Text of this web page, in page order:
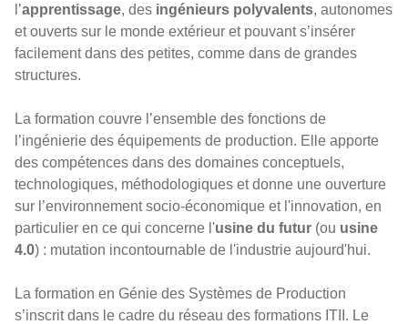
l’apprentissage, des ingénieurs polyvalents, autonomes
et ouverts sur le monde extérieur et pouvant s’insérer
facilement dans des petites, comme dans de grandes
structures.
La formation couvre l’ensemble des fonctions de
l’ingénierie des équipements de production. Elle apporte
des compétences dans des domaines conceptuels,
technologiques, méthodologiques et donne une ouverture
sur l’environnement socio-économique et l'innovation, en
particulier en ce qui concerne l'usine du futur (ou usine
4.0) : mutation incontournable de l'industrie aujourd'hui.
La formation en Génie des Systèmes de Production
s’inscrit dans le cadre du réseau des formations ITII. Le